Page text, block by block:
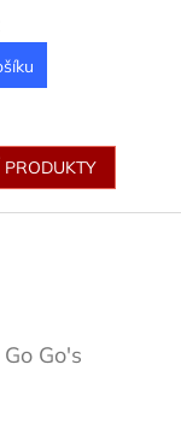
Go Go's